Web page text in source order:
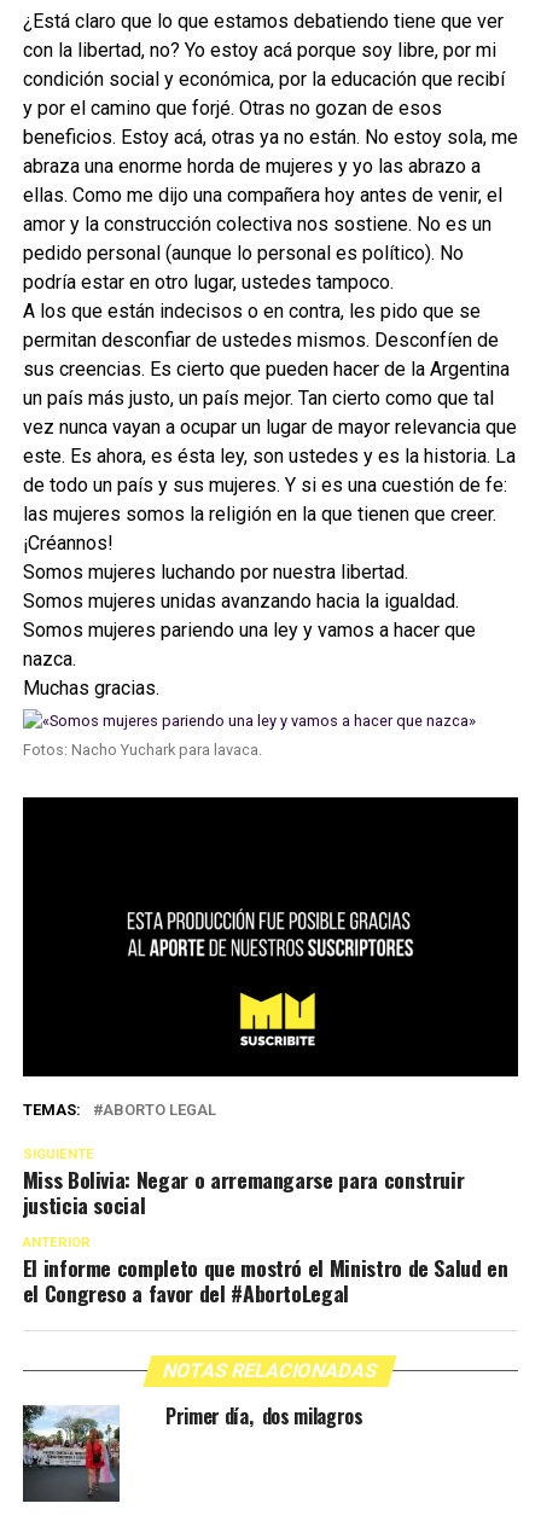
¿Está claro que lo que estamos debatiendo tiene que ver
con la libertad, no? Yo estoy acá porque soy libre, por mi
condición social y económica, por la educación que recibí
y por el camino que forjé. Otras no gozan de esos
beneficios. Estoy acá, otras ya no están. No estoy sola, me
abraza una enorme horda de mujeres y yo las abrazo a
ellas. Como me dijo una compañera hoy antes de venir, el
amor y la construcción colectiva nos sostiene. No es un
pedido personal (aunque lo personal es político). No
podría estar en otro lugar, ustedes tampoco.
A los que están indecisos o en contra, les pido que se
permitan desconfiar de ustedes mismos. Desconfíen de
sus creencias. Es cierto que pueden hacer de la Argentina
un país más justo, un país mejor. Tan cierto como que tal
vez nunca vayan a ocupar un lugar de mayor relevancia que
este. Es ahora, es ésta ley, son ustedes y es la historia. La
de todo un país y sus mujeres. Y si es una cuestión de fe:
las mujeres somos la religión en la que tienen que creer.
¡Créannos!
Somos mujeres luchando por nuestra libertad.
Somos mujeres unidas avanzando hacia la igualdad.
Somos mujeres pariendo una ley y vamos a hacer que
nazca.
Muchas gracias.
Fotos: Nacho Yuchark para lavaca.
TEMAS: ABORTO LEGAL
SIGUIENTE
Miss Bolivia: Negar o arremangarse para construir
justicia social
ANTERIOR
El informe completo que mostró el Ministro de Salud en
el Congreso a favor del #AbortoLegal
NOTAS RELACIONADAS
Primer día, dos milagros